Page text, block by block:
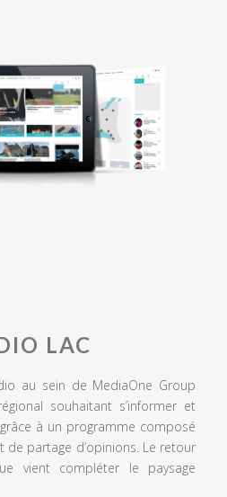
LAC
au sein de MediaOne Group
souhaitant s’informer et
à un programme composé
de partage d’opinions. Le retour
vient compléter le paysage